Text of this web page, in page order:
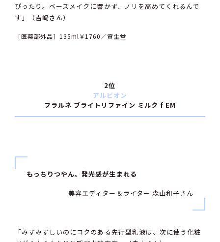
ぴったり。ベースメイクに響かず、ノリを高めてくれるんで
す」（𠮷﨑さん）
［医薬部外品］135ml￥1760／資生堂
2位
アルビオン
フラルネ ブライトリファイン ミルク f EM
もっちりつやん。発光感が生まれる
美容エディター＆ライター 森山和子さん
「みずみずしいのにコクのある先行型乳液は、次に使う化粧